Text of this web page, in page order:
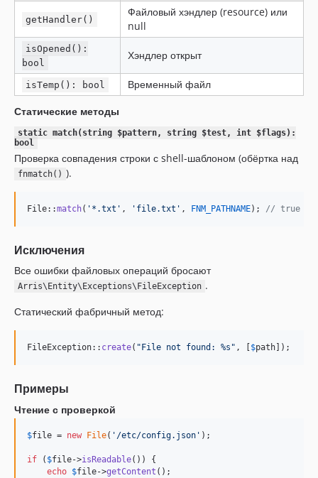
getHandler()
Файловый хэндлер (resource) или
null
isOpened():
bool
Хэндлер открыт
isTemp(): bool
Временный файл
Статические методы
static match(string $pattern, string $test, int $flags):
bool
Проверка совпадения строки с shell-шаблоном (обёртка над
fnmatch() ).
File::match( ' *.txt ' , ' file.txt ' , FNM_PATHNAME); // true
Исключения
Все ошибки файловых операций бросают
Arris\Entity\Exceptions\FileException .
Статический фабричный метод:
FileException:: create( " File not found: %s " , [ $path ]);
Примеры
Чтение с проверкой
$file = new File( ' /etc/config.json ' );
if ( $file->isReadable()) {
echo $file->getContent ();